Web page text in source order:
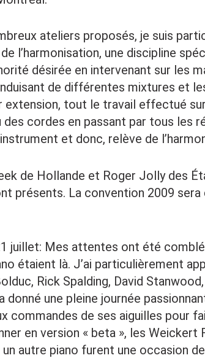
ateliers proposés, je suis
l’harmonisation, une discipline
désirée en intervenant sur les
de différentes mixtures et
extension, tout le travail effectué
des cordes en passant par tous les
et donc, relève de
de Hollande et Roger Jolly des
présents. La convention 2009 sera
juillet: Mes attentes ont été
étaient là. J’ai particulièrement
Rick Spalding, David
donné une pleine journée
commandes de ses aiguilles pour
en version « beta », les Weickert
un autre piano furent une occasion